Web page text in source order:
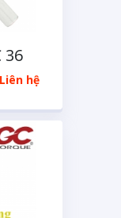
36
hệ